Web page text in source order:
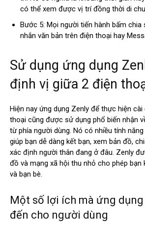
có thể xem được vị trí đồng thời di
Bước 5: Mọi người tiến hành bấm chia
nhắn văn bản trên điện thoại hay
Sử dụng ứng dụng
định vị giữa 2 điện
Hiện nay ứng dụng Zenly để thực hiện
thoại cũng được sử dụng phổ biến nhận
từ phía người dùng. Nó có nhiều tính
giúp bạn dễ dàng kết bạn, xem bản đồ,
xác định người thân đang ở đâu. Zenly
đồ và mạng xã hội thu nhỏ cho phép bạn
và bạn bè.
Một số lợi ích mà ứng
đến cho người dùng